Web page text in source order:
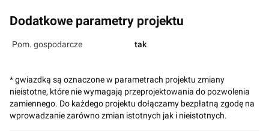
Dodatkowe parametry projektu
Pom. gospodarcze tak
* gwiazdką są oznaczone w parametrach projektu zmiany
nieistotne, które nie wymagają przeprojektowania do pozwolenia
zamiennego. Do każdego projektu dołączamy bezpłatną zgodę na
wprowadzanie zarówno zmian istotnych jak i nieistotnych.